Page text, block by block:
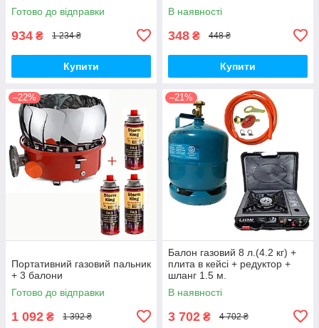
Готово до відправки
934 ₴ 1 234 ₴
Купити
В наявності
348 ₴ 448 ₴
Купити
–22%
Портативний газовий пальник
+ 3 балони
Готово до відправки
1 092 ₴ 1 392 ₴
–21%
Балон газовий 8 л.(4.2 кг) +
плита в кейсі + редуктор +
шланг 1.5 м.
В наявності
3 702 ₴ 4 702 ₴